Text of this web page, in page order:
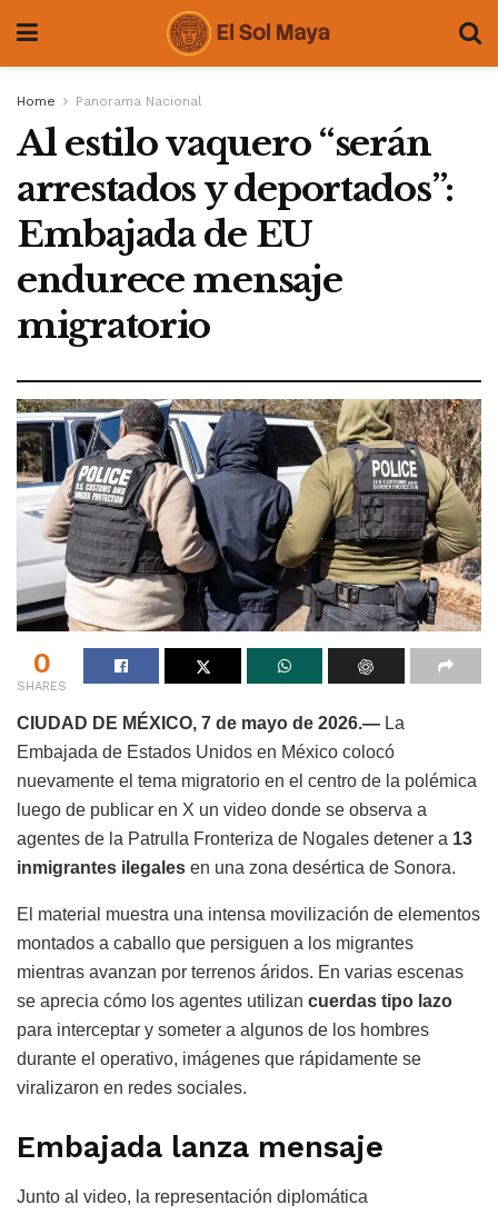
Home Panorama Nacional
Al estilo vaquero “serán
arrestados y deportados”:
Embajada de EU
endurece mensaje
migratorio
0
SHARES
CIUDAD DE MÉXICO, 7 de mayo de 2026.— La
Embajada de Estados Unidos en México colocó
nuevamente el tema migratorio en el centro de la polémica
luego de publicar en X un video donde se observa a
agentes de la Patrulla Fronteriza de Nogales detener a 13
inmigrantes ilegales en una zona desértica de Sonora.
El material muestra una intensa movilización de elementos
montados a caballo que persiguen a los migrantes
mientras avanzan por terrenos áridos. En varias escenas
se aprecia cómo los agentes utilizan cuerdas tipo lazo
para interceptar y someter a algunos de los hombres
durante el operativo, imágenes que rápidamente se
viralizaron en redes sociales.
Embajada lanza mensaje
Junto al video, la representación diplomática